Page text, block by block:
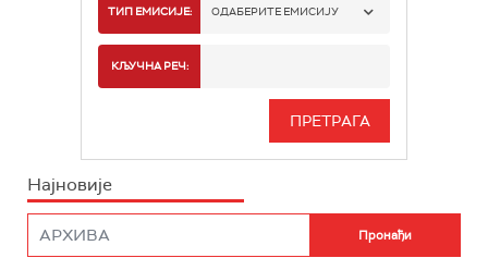
РТС 1
РТС 3
ТИП ЕМИСИЈЕ: ОДАБЕРИТЕ ЕМИСИЈУ
ИНФО
КЉУЧНА РЕЧ:
Најновије